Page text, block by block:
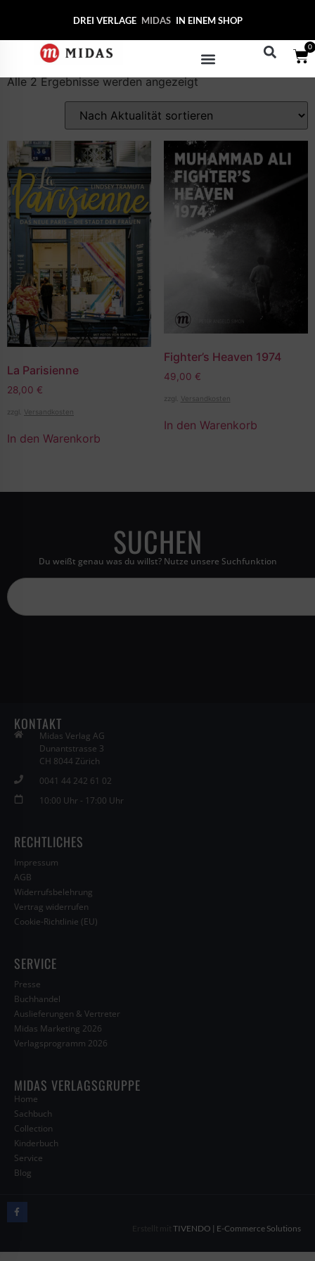
DREI VERLAGE MID IN EINEM SHOP
0
Reportage
Alle 2 Ergebnisse werden angezeigt
La Parisienne
28,00 €
zzgl. Versandkosten
In den Warenkorb
Fighter’s Heaven 1974
49,00 €
zzgl. Versandkosten
In den Warenkorb
SUCHEN
Du weißt genau was du willst? Nutze unsere Suchfunktion
KONTAKT
Midas Verlag AG
Dunantstrasse 3
CH 8044 Zürich
0041 44 242 61 02
10:00 Uhr - 17:00 Uhr
RECHTLICHES
Impressum
AGB
Widerrufsbelehrung
Vertrag widerrufen
Cookie-Richtlinie (EU)
SERVICE
Presse
Buchhandel
Auslieferungen & Vertreter
Midas Marketing 2026
Verlagsprogramm 2026
MIDAS VERLAGSGRUPPE
Home
Sachbuch
Collection
Kinderbuch
Service
Blog
TIVENDO | E-Commerce Solutions